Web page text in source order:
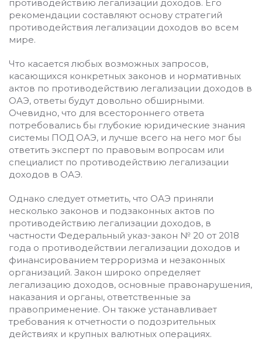
противодействию легализации доходов. Его
рекомендации составляют основу стратегий
противодействия легализации доходов во всем
мире.
Что касается любых возможных запросов,
касающихся конкретных законов и нормативных
актов по противодействию легализации доходов в
ОАЭ, ответы будут довольно обширными.
Очевидно, что для всестороннего ответа
потребовались бы глубокие юридические знания
системы ПОД ОАЭ, и лучше всего на него мог бы
ответить эксперт по правовым вопросам или
специалист по противодействию легализации
доходов в ОАЭ.
Однако следует отметить, что ОАЭ приняли
несколько законов и подзаконных актов по
противодействию легализации доходов, в
частности Федеральный указ-закон № 20 от 2018
года о противодействии легализации доходов и
финансированием терроризма и незаконных
организаций. Закон широко определяет
легализацию доходов, основные правонарушения,
наказания и органы, ответственные за
правоприменение. Он также устанавливает
требования к отчетности о подозрительных
действиях и крупных валютных операциях.